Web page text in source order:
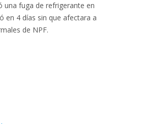
una fuga de refrigerante en
en 4 días sin que afectara a
de NPF.